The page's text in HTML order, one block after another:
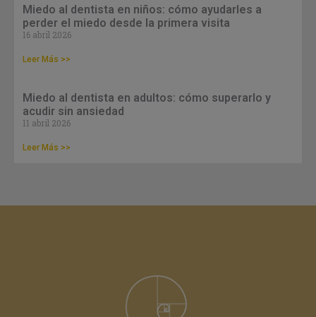
Miedo al dentista en niños: cómo ayudarles a
perder el miedo desde la primera visita
16 abril 2026
Leer Más >>
Miedo al dentista en adultos: cómo superarlo y
acudir sin ansiedad
11 abril 2026
Leer Más >>